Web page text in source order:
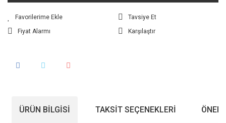
Tavsiye Et
Fiyat Alarmı
Karşılaştır
ÜRÜN BILGISI TAKSIT SEÇENEKLERI